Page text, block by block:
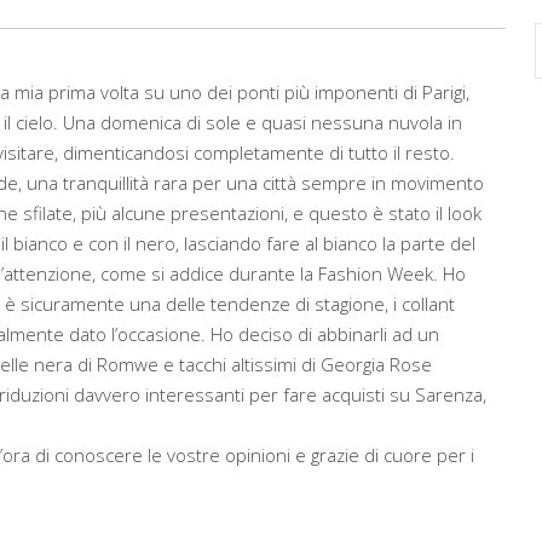
mia prima volta su uno dei ponti più imponenti di Parigi,
Una domenica di sole e quasi nessuna nuvola in
dimenticandosi completamente di tutto il resto.
una tranquillità rara per una città sempre in movimento
sfilate, più alcune presentazioni, e questo è stato il look
bianco e con il nero, lasciando fare al bianco la parte del
come si addice durante la Fashion Week. Ho
sicuramente una delle tendenze di stagione, i collant
dato l’occasione. Ho deciso di abbinarli ad un
nera di Romwe e tacchi altissimi di Georgia Rose
davvero interessanti per fare acquisti su Sarenza,
di conoscere le vostre opinioni e grazie di cuore per i